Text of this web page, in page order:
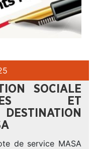
SOCIALE
ET
de service MASA